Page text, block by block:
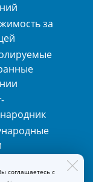
за
соглашаетесь с